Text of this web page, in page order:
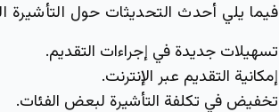
فيما يلي أحدث التحديثات حول التأشيرة
تسهيلات جديدة في إجراءات التقديم.
إمكانية التقديم عبر الإنترنت.
تخفيض في تكلفة التأشيرة لبعض الفئات.